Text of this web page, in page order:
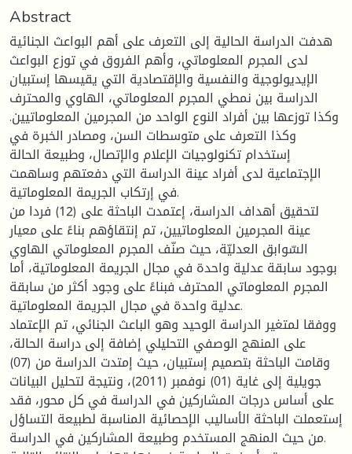
Abstract
هدفت الدراسة الحالية إلى التعرف على أهم البواعث الجنائية
لدى المجرم المعلوماتي، وأهم الفروق في توزع البواعث
الإيديولوجية والنفسية والإقتصادية التي يقيسها إستبيان
الدراسة بين نمطي المجرم المعلوماتي، الهاوي والمحترف
وكذا توزعها بين أفراد النوع الواحد من المجرمين المعلوماتيين.
وكذا التعرف على متوسطات السن، ومصادر الخبرة في
إستخدام تكنولوجيات الإعلام والإتصال، وطبيعة الحالة
الإجتماعية لدى أفراد عينة الدراسة التي دفعتهم وساهمت
في إرتكاب الجريمة المعلوماتية.
لتحقيق أهداف الدراسة، إعتمدت الباحثة على (12) فردا من
عينة المجرمين المعلوماتيين، تم إنتقاؤهم بناءً على معيار
السّوابق العدليّة، حيث صنّف المجرم المعلوماتي الهاوي
بوجود سابقة عدلية واحدة في مجال الجريمة المعلوماتية، أما
المجرم المعلوماتي المحترف فبناءً على وجود أكثر من سابقة
عدلية واحدة في مجال الجريمة المعلوماتية.
ووفقا لمتغير الدراسة الوحيد وهو الباعث الجنائي، تم الإعتماد
على المنهج الوصفي التحليلي إضافة إلى دراسة الحالة،
وقامت الباحثة بتصميم إستبيان، حيث إمتدت الدراسة من (07)
جويلية إلى غاية (01) نوفمبر (2011)، ونتيجة لتحليل البيانات
على أساس درجات المشاركين في الدراسة في كل محور، فقد
إستعملت الباحثة الأساليب الإحصائية المناسبة لطبيعة التساؤل
من حيث المنهج المستخدم وطبيعة المشاركين في الدراسة.